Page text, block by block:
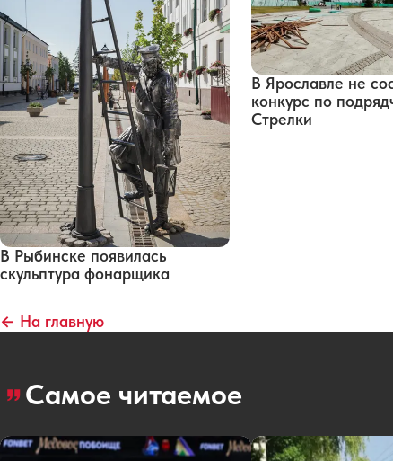
В Рыбинске появилась
скульптура фонарщика
В Ярославле не
конкурс по
Стрелки
← На главную
Самое читаемое